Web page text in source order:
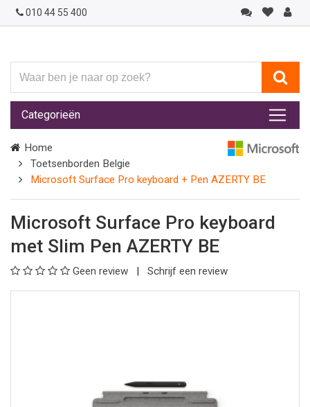
010 44 55 400
ben
je
naar
op
zoek?
Categorieën
Home
Toetsenborden Belgie
Microsoft Surface Pro keyboard + Pen AZERTY BE
Microsoft Surface Pro keyboard
met Slim Pen AZERTY BE
Geen review Schrijf een review